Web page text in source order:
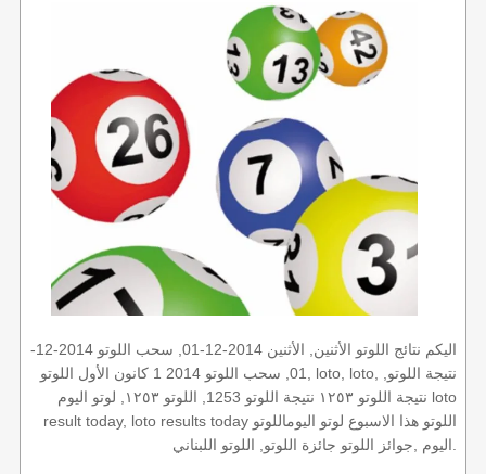
اليكم نتائج اللوتو الأثنين, الأثنين 2014-12-01, سحب اللوتو 2014-12-
01, سحب اللوتو 2014 1 كانون الأول اللوتو, loto, loto, نتيجة اللوتو,
نتيجة اللوتو ١٢٥٣ نتيجة اللوتو 1253, اللوتو ١٢٥٣, لوتو اليوم loto
result today, loto results today اللوتو هذا الاسبوع لوتو اليوماللوتو